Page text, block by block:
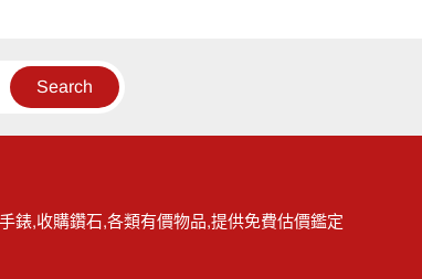
購手錶服務,讓您獲得現金高價雲林收購手錶的機會
錶,收購鑽石,各類有價物品,提供免費估價鑑定